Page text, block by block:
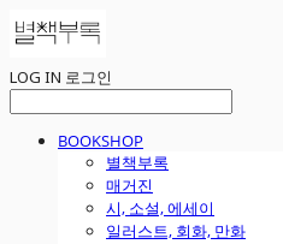
LOG IN 로그인
BOOKSHOP
별책부록
매거진
시, 소설, 에세이
일러스트, 회화, 만화